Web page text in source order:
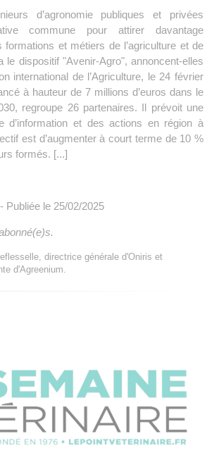
d’agronomie publiques et privées
commune pour attirer davantage
formations et métiers de l’agriculture et de
le dispositif "Avenir-Agro", annoncent-elles
international de l’Agriculture, le 24 février
à hauteur de 7 millions d’euros dans le
regroupe 26 partenaires. Il prévoit une
d’information et des actions en région à
est d’augmenter à court terme de 10 %
formés. [...]
Publiée le 25/02/2025
directrice générale d'Oniris et
d'Agreenium.